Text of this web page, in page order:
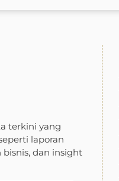
terkini yang
laporan
dan insight